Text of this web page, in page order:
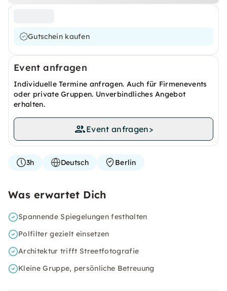
Gutschein kaufen
Event anfragen
Individuelle Termine anfragen. Auch für Firmenevents
oder private Gruppen. Unverbindliches Angebot
erhalten.
Event anfragen>
3h Deutsch Berlin
Was erwartet Dich
Spannende Spiegelungen festhalten
Polfilter gezielt einsetzen
Architektur trifft Streetfotografie
Kleine Gruppe, persönliche Betreuung